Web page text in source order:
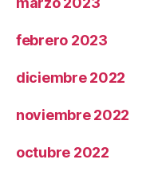
febrero 2023
diciembre 2022
noviembre 2022
octubre 2022